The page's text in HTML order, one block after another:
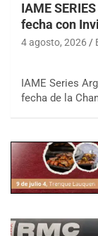
IAME
fecha con
4 agosto, 2026
IAME Series
fecha de la